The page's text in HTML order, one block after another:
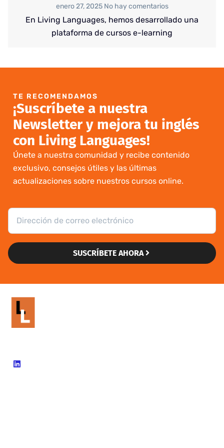
enero 27, 2025 No hay comentarios
En Living Languages, hemos desarrollado una
plataforma de cursos e-learning
TE RECOMENDAMOS
¡Suscríbete a nuestra
Newsletter y mejora tu inglés
con Living Languages!
Únete a nuestra comunidad y recibe contenido
exclusivo, consejos útiles y las últimas
actualizaciones sobre nuestros cursos online.
SUSCRÍBETE AHORA